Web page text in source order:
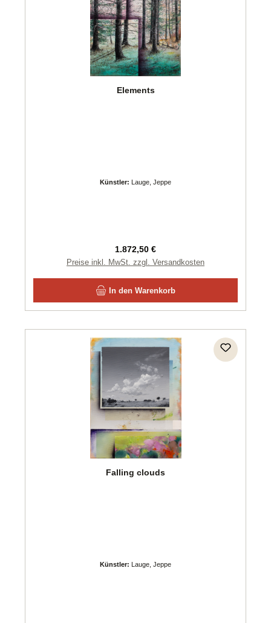
Elements
Künstler: Lauge, Jeppe
Regulärer Preis:
1.872,50 €
Preise inkl. MwSt. zzgl. Versandkosten
In den Warenkorb
Falling clouds
Künstler: Lauge, Jeppe